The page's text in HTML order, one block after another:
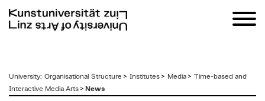
zum
Inhalt
University: Organisational Structure > Institutes> Media> Time-based and
Interactive Media Arts> News